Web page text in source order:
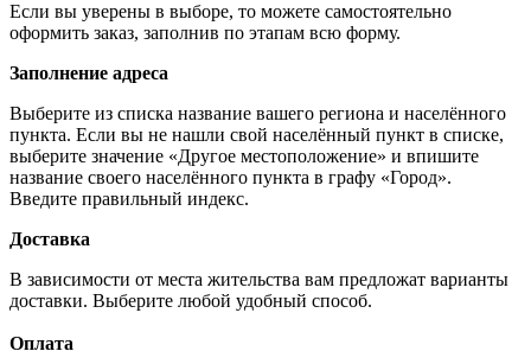
Если вы уверены в выборе, то можете самостоятельно
оформить заказ, заполнив по этапам всю форму.
Заполнение адреса
Выберите из списка название вашего региона и населённого
пункта. Если вы не нашли свой населённый пункт в списке,
выберите значение «Другое местоположение» и впишите
название своего населённого пункта в графу «Город».
Введите правильный индекс.
Доставка
В зависимости от места жительства вам предложат варианты
доставки. Выберите любой удобный способ.
Оплата